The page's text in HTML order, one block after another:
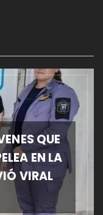
QUE
EN LA
VIRAL